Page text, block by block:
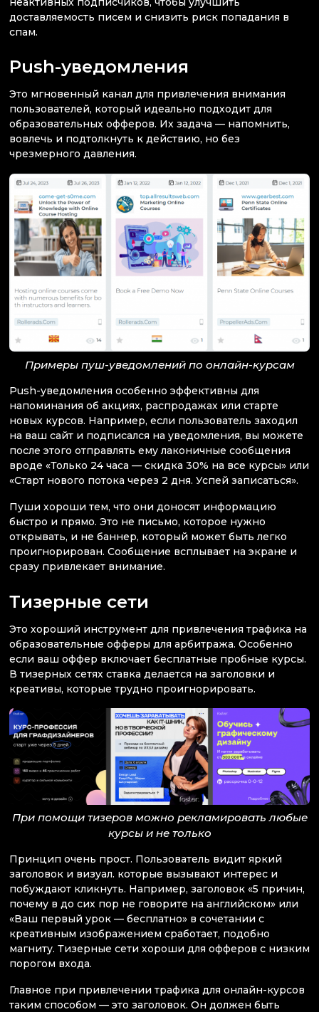
доставляемость писем и снизить риск попадания в
спам.
Push-уведомления
Это мгновенный канал для привлечения внимания
пользователей, который идеально подходит для
образовательных офферов. Их задача — напомнить,
вовлечь и подтолкнуть к действию, но без
чрезмерного давления.
Примеры пуш-уведомлений по онлайн-курсам
Push-уведомления особенно эффективны для
напоминания об акциях, распродажах или старте
новых курсов. Например, если пользователь заходил
на ваш сайт и подписался на уведомления, вы можете
после этого отправлять ему лаконичные сообщения
вроде «Только 24 часа — скидка 30% на все курсы» или
«Старт нового потока через 2 дня. Успей записаться».
Пуши хороши тем, что они доносят информацию
быстро и прямо. Это не письмо, которое нужно
открывать, и не баннер, который может быть легко
проигнорирован. Сообщение всплывает на экране и
сразу привлекает внимание.
Тизерные сети
Это хороший инструмент для привлечения трафика на
образовательные офферы для арбитража. Особенно
если ваш оффер включает бесплатные пробные курсы.
В тизерных сетях ставка делается на заголовки и
креативы, которые трудно проигнорировать.
При помощи тизеров можно рекламировать любые
курсы и не только
Принцип очень прост. Пользователь видит яркий
заголовок и визуал. которые вызывают интерес и
побуждают кликнуть. Например, заголовок «5 причин,
почему в до сих пор не говорите на английском» или
«Ваш первый урок — бесплатно» в сочетании с
креативным изображением сработает, подобно
магниту. Тизерные сети хороши для офферов с низким
порогом входа.
Главное при привлечении трафика для онлайн-курсов
таким способом — это заголовок. Он должен быть